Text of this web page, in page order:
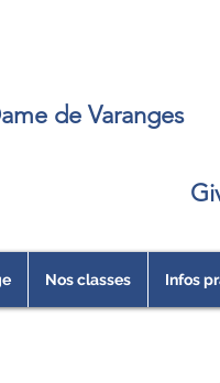
de Varanges
Nos classes Infos